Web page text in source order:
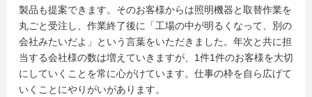
製品も提案できます。そのお客様からは照明機器と取替作業を
丸ごと受注し、作業終了後に「工場の中が明るくなって、別の
会社みたいだよ」という言葉をいただきました。年次と共に担
当する会社様の数は増えていきますが、1件1件のお客様を大切
にしていくことを常に心がけています。仕事の枠を自ら広げて
いくことにやりがいがあります。